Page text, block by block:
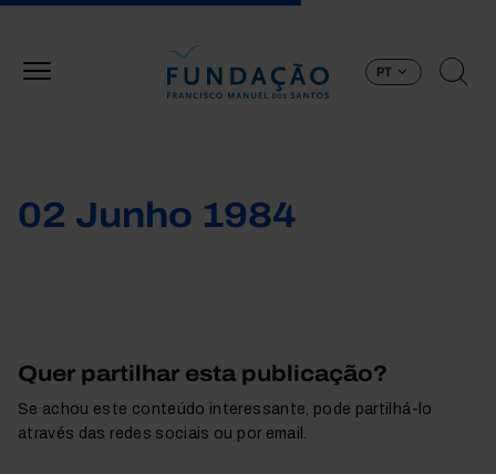
PT
02 Junho 1984
Quer partilhar esta publicação?
Se achou este conteúdo interessante, pode partilhá-lo
através das redes sociais ou por email.